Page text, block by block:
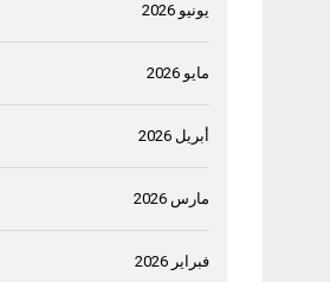
يونيو 2026
مايو 2026
أبريل 2026
مارس 2026
فبراير 2026